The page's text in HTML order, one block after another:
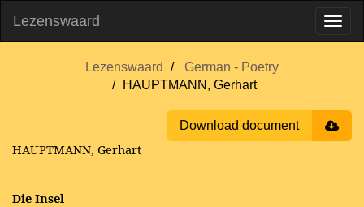
Lezenswaard
Lezenswaard
German - Poetry
HAUPTMANN, Gerhart
Download document
HAUPTMANN, Gerhart
Die Insel